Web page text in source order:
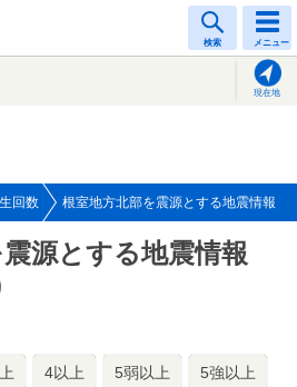
検索 メニュー
現在地
回数 根室地方北部を震源とする地震情報
源とする地震情報
4以上 5弱以上 5強以上